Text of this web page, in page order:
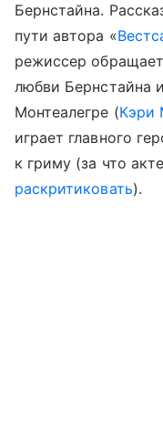
Бернстайна.
пути автора «
режиссер
любви Бернстайна
Монтеалегре (Кэри
играет главного
к гриму (за что
раскритиковать).